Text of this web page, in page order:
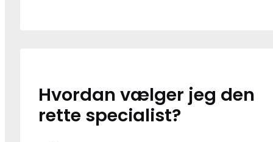
Hvordan vælger jeg den
rette specialist?